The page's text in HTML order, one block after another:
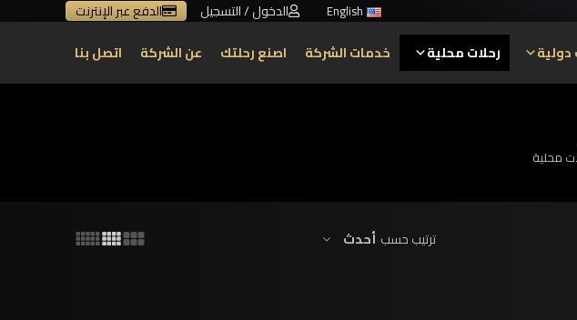
English الدخول / التسجيل
الدفع عبر الإنترنت
دولية رحلات محلية خدمات الشركة اصنع رحلتك عن الشركة اتصل بنا
محلية
ترتيب حسب أحدث